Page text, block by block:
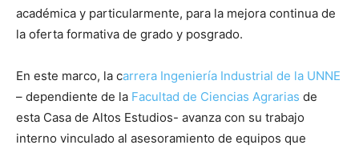
académica y particularmente, para la mejora continua de
la oferta formativa de grado y posgrado.
En este marco, la carrera Ingeniería Industrial de la UNNE
– dependiente de la Facultad de Ciencias Agrarias de
esta Casa de Altos Estudios- avanza con su trabajo
interno vinculado al asesoramiento de equipos que